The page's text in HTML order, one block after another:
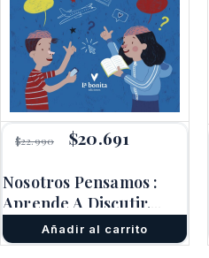
$22.990
El
precio
era:
$22.990.
$20.691
es:
$20.691.
Nosotros Pensamos :
Aprende A Discutir,
Deliberar Y Tener Un
Juicio
Añadir al carrito